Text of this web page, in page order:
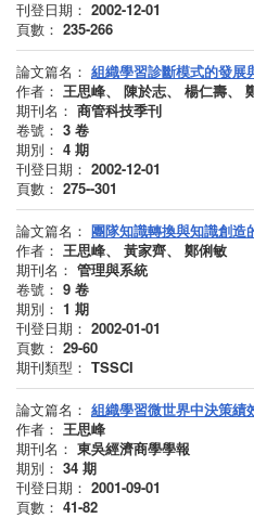
刊登日期： 2002-12-01
頁數： 235-266
論文篇名： 組織學習診斷模式的發展
作者： 王思峰、 陳於志、 楊仁壽、
期刊名： 商管科技季刊
卷號： 3 卷
期別： 4 期
刊登日期： 2002-12-01
頁數： 275--301
論文篇名： 團隊知識轉換與知識創造
作者： 王思峰、 黃家齊、 鄭俐敏
期刊名： 管理與系統
卷號： 9 卷
期別： 1 期
刊登日期： 2002-01-01
頁數： 29-60
期刊類型： TSSCI
論文篇名： 組織學習微世界中決策績
作者： 王思峰
期刊名： 東吳經濟商學學報
期別： 34 期
刊登日期： 2001-09-01
頁數： 41-82